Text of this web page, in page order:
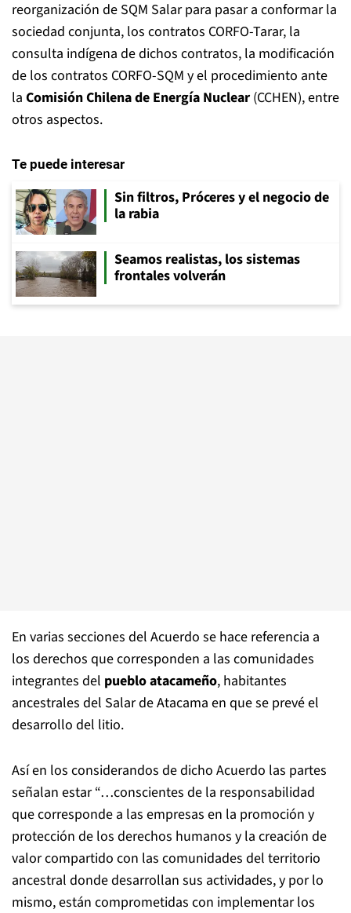
reorganización de SQM Salar para pasar a conformar la
sociedad conjunta, los contratos CORFO-Tarar, la
consulta indígena de dichos contratos, la modificación
de los contratos CORFO-SQM y el procedimiento ante
la Comisión Chilena de Energía Nuclear (CCHEN), entre
otros aspectos.
Te puede interesar
Sin filtros, Próceres y el negocio de
la rabia
Seamos realistas, los sistemas
frontales volverán
En varias secciones del Acuerdo se hace referencia a
los derechos que corresponden a las comunidades
integrantes del pueblo atacameño, habitantes
ancestrales del Salar de Atacama en que se prevé el
desarrollo del litio.
Así en los considerandos de dicho Acuerdo las partes
señalan estar “…conscientes de la responsabilidad
que corresponde a las empresas en la promoción y
protección de los derechos humanos y la creación de
valor compartido con las comunidades del territorio
ancestral donde desarrollan sus actividades, y por lo
mismo, están comprometidas con implementar los